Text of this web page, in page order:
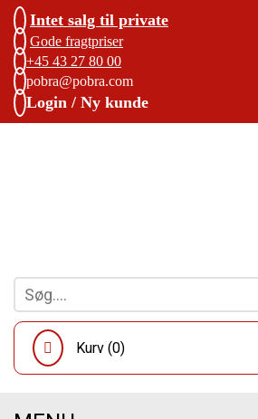
Intet salg til private
Gode fragtpriser
+45 43 27 80 00
pobra@pobra.com
Login / Ny kunde
Kurv (0)